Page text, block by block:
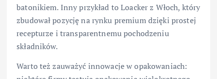
batonikiem. Inny przykład to Loacker z Włoch, który
zbudował pozycję na rynku premium dzięki prostej
recepturze i transparentnemu pochodzeniu
składników.
Warto też zauważyć innowacje w opakowaniach: